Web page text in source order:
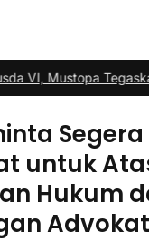
VI, Mustopa
untuk
Hukum
Advokat